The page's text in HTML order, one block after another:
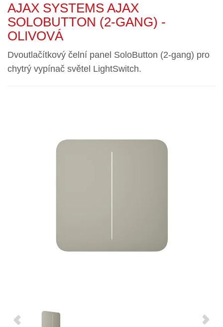
AJAX SYSTEMS AJAX
SOLOBUTTON (2-GANG) -
OLIVOVÁ
Dvoutlačítkový čelní panel SoloButton (2-gang) pro
chytrý vypínač světel LightSwitch.